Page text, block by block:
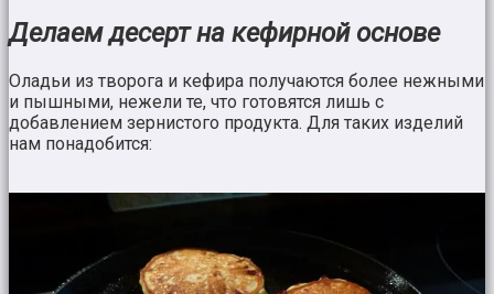
Делаем десерт на кефирной основе
Оладьи из творога и кефира получаются более нежными
и пышными, нежели те, что готовятся лишь с
добавлением зернистого продукта. Для таких изделий
нам понадобится: